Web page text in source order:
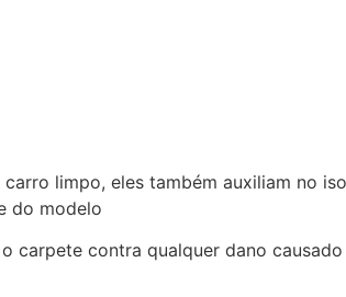
limpo, eles também auxiliam no
do modelo
contra qualquer dano